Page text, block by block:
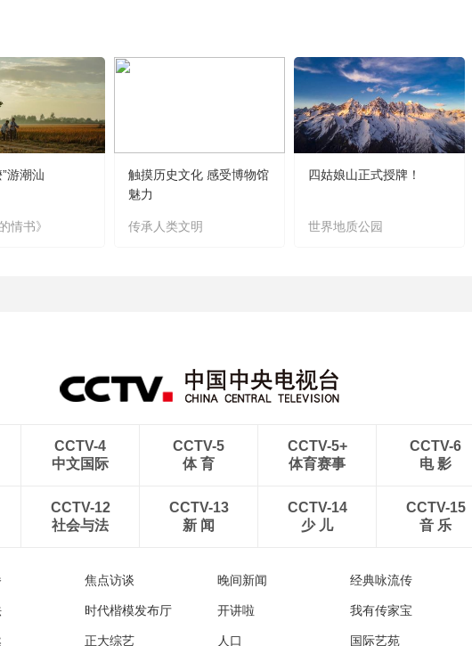
游潮汕
情书》
触摸历史文化 感受博物馆
魅力
传承人类文明
四姑娘山正式授牌！
世界地质公园
CCTV-4
中文国际
CCTV-5
体 育
CCTV-5+
体育赛事
CCTV-6
电 影
CCTV-12
社会与法
CCTV-13
新 闻
CCTV-14
少 儿
CCTV-15
音 乐
焦点访谈 晚间新闻 经典咏流传
时代楷模发布厅 开讲啦 我有传家宝
正大综艺 人口 国际艺苑